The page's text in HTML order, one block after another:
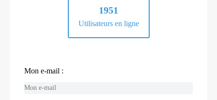
1951
Utilisateurs en ligne
Mon e-mail :